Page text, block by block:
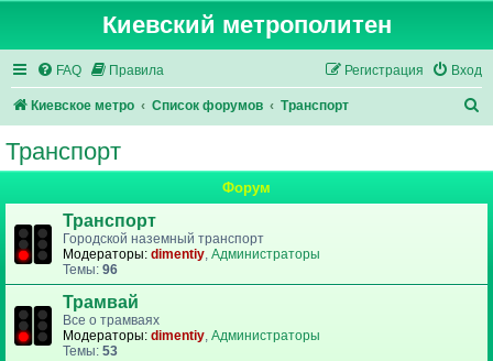
Киевский метрополитен
FAQ Правила Вход
Регистрация
Киевское метро Список форумов Транспорт
Транспорт
Форум
Транспорт
Городской наземный транспорт
Модераторы: dimentiy, Администраторы
Темы: 96
Трамвай
Все о трамваях
Модераторы: dimentiy, Администраторы
Темы: 53